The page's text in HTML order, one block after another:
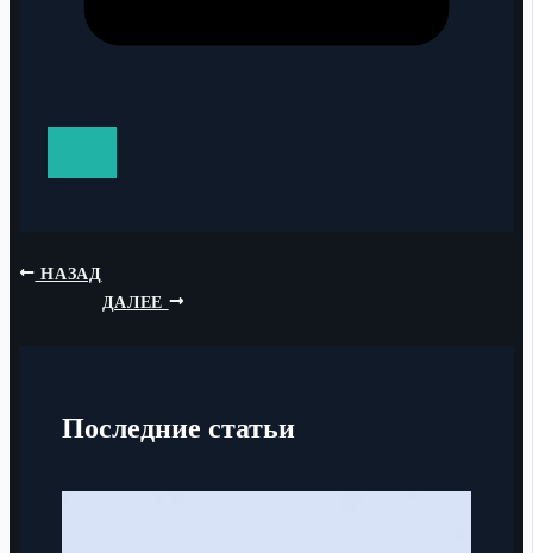
НАЗАД
ДАЛЕЕ
Последние статьи